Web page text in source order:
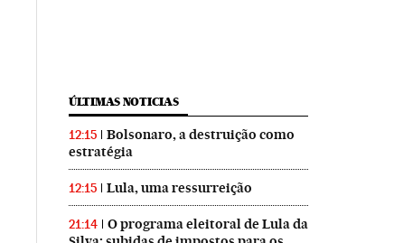
ÚLTIMAS NOTICIAS
12:15
Bolsonaro, a destruição como
estratégia
12:15 Lula, uma ressurreição
21:14
O programa eleitoral de Lula da